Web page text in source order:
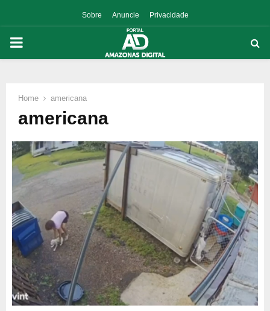
Sobre Anuncie Privacidade
PRIMARY
Home americana
americana